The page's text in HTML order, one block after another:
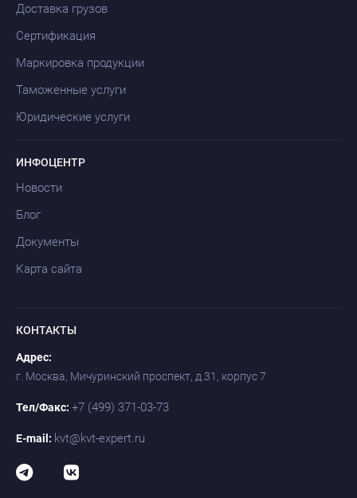
Доставка грузов
Сертификация
Маркировка продукции
Таможенные услуги
Юридические услуги
ИНФОЦЕНТР
Новости
Блог
Документы
Карта сайта
КОНТАКТЫ
Адрес:
г. Москва, Мичуринский проспект, д.31, корпус 7
Тел/Факс: +7 (499) 371-03-73
E-mail: kvt@kvt-expert.ru